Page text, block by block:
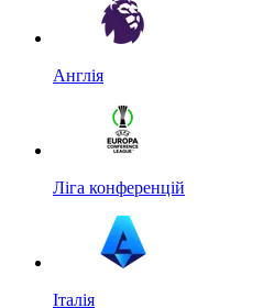
Англія
Ліга конференцій
Італія